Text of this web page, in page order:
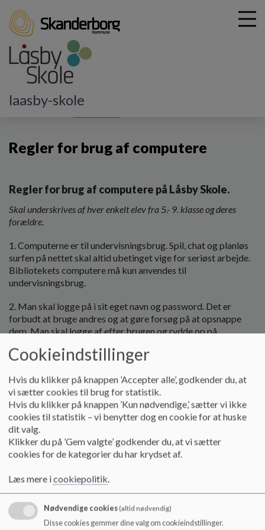
laasby-skole
Praktisk info
Regler for brug af computere
Regler for brug af computere på Låsby Skole.
Skal underskrives af hver enkelt elev fra 5.- 9. klasse og deres
forældre.
1. Computerne er til undervisningsbrug. Spil, chat og planløs
surfen på nettet skal altid ubetinget vige for seriøst arbejde.
Bibliotekets computere må kun anvendes til
undervisningsbrug.
2. Man skal logge på i sit eget navn og password. Det er
forbudt at bruge andres og at gøre forsøg på at opsnappe
dem. Man skal logge af efter brugen og rydde op på
3. Man skal passe på computerne - lad være med at skubbe.
Man må ikke spise og drikke ved maskinerne. Elever må
heller ikke flytte rundt på computere, mus, tastaturer,
hovedtelefoner mm.
4. Eleverne skal fra 5. klasse bruge egne hovedtelefoner.
5. Computernes brugerflade er indrettet på undervisningen
maskinernes opsætning ikke ændres. Elever må ikke lægge
6. Almindelige love og regler om ophavsret skal overholdes.
Derfor må programmer, der er egnet til at omgå disse regler
Cookieindstillinger
Hvis du klikker på knappen ’Accepter alle’, godkender du, at
vi sætter cookies til brug for statistik.
Hvis du klikker på knappen ’Kun nødvendige,’ sætter vi ikke
cookies til statistik – vi benytter dog en cookie for at huske
dit valg.
Klikker du på ’Gem valgte’ godkender du, at vi sætter
cookies for de kategorier du har krydset af.
Læs mere icookiepolitik.
Nødvendige cookies(altid nødvendig)
Disse cookies gemmer dine valg om cookieindstillinger.